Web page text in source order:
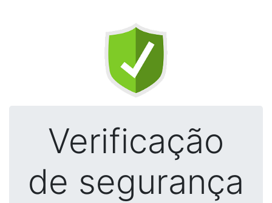
Verificação
de segurança